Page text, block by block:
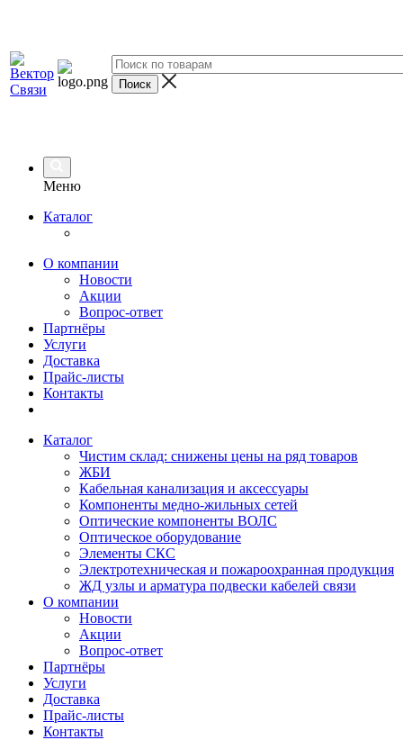
Меню
Каталог
О компании
Новости
Акции
Вопрос-ответ
Партнёры
Услуги
Доставка
Прайс-листы
Контакты
Каталог
Чистим склад: снижены цены на ряд товаров
ЖБИ
Кабельная канализация и аксессуары
Компоненты медно-жильных сетей
Оптические компоненты ВОЛС
Оптическое оборудование
Элементы СКС
Электротехническая и пожароохранная продукция
ЖД узлы и арматура подвески кабелей связи
О компании
Новости
Акции
Вопрос-ответ
Партнёры
Услуги
Доставка
Прайс-листы
Контакты